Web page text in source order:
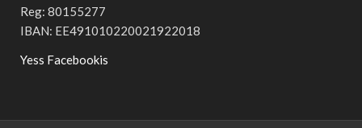
Reg: 80155277
IBAN: EE491010220021922018
Yess Facebookis